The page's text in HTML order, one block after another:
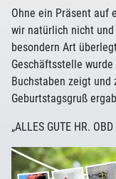
Ohne ein Präsent auf
wir natürlich nicht und
besondern Art
Geschäftsstelle
Buchstaben zeigt und
Geburtstagsgruß
„ALLES GUTE HR.